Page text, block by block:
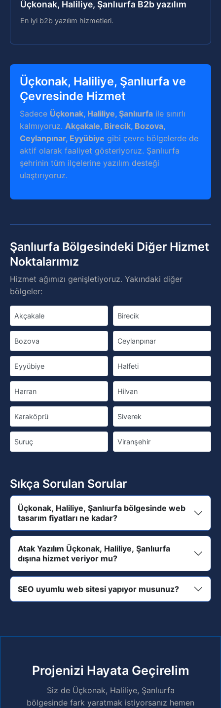
Üçkonak, Haliliye, Şanlıurfa B2b yazılım
En iyi b2b yazılım hizmetleri.
Üçkonak, Haliliye, Şanlıurfa ve
Çevresinde Hizmet
Sadece Üçkonak, Haliliye, Şanlıurfa ile sınırlı
kalmıyoruz. Akçakale, Birecik, Bozova,
Ceylanpınar, Eyyübiye gibi çevre bölgelerde de
aktif olarak faaliyet gösteriyoruz. Şanlıurfa
şehrinin tüm ilçelerine yazılım desteği
ulaştırıyoruz.
Şanlıurfa Bölgesindeki Diğer Hizmet
Noktalarımız
Hizmet ağımızı genişletiyoruz. Yakındaki diğer
bölgeler:
Akçakale Birecik
Bozova Ceylanpınar
Eyyübiye Halfeti
Harran Hilvan
Karaköprü Siverek
Suruç Viranşehir
Sıkça Sorulan Sorular
Üçkonak, Haliliye, Şanlıurfa bölgesinde web
tasarım fiyatları ne kadar?
Atak Yazılım Üçkonak, Haliliye, Şanlıurfa
dışına hizmet veriyor mu?
SEO uyumlu web sitesi yapıyor musunuz?
Projenizi Hayata Geçirelim
Siz de Üçkonak, Haliliye, Şanlıurfa
bölgesinde fark yaratmak istiyorsanız hemen